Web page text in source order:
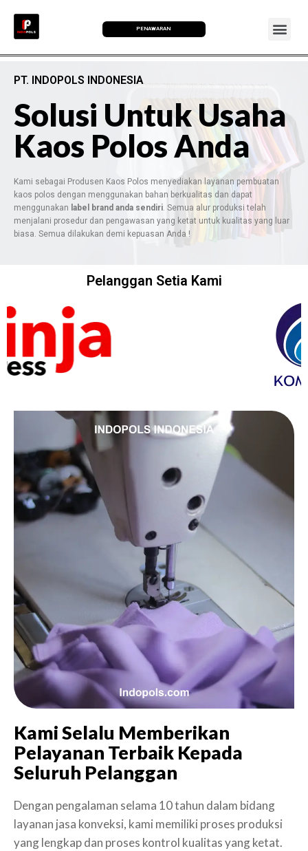
PENAWARAN
PT. INDOPOLS INDONESIA
Solusi Untuk Usaha
Kaos Polos Anda
Kami sebagai Produsen Kaos Polos menyediakan layanan pembuatan
kaos polos dengan menggunakan bahan berkualitas dan dapat
menggunakan label brand anda sendiri . Semua alur produksi telah
menjalani prosedur dan pengawasan yang ketat untuk kualitas yang luar
biasa. Semua dilakukan demi kepuasan Anda !
Pelanggan Setia Kami
Kami Selalu Memberikan
Pelayanan Terbaik Kepada
Seluruh Pelanggan
Dengan pengalaman selama 10 tahun dalam bidang
layanan jasa konveksi, kami memiliki proses produksi
yang lengkap dan proses kontrol kualitas yang ketat.